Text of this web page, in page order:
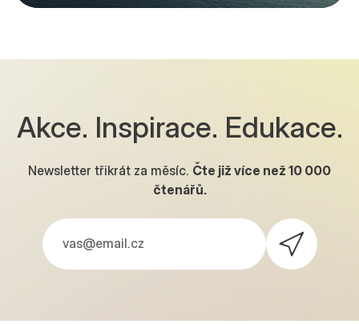
Akce. Inspirace. Edukace.
Newsletter třikrát za měsíc. Čte již více než 10 000
čtenářů.